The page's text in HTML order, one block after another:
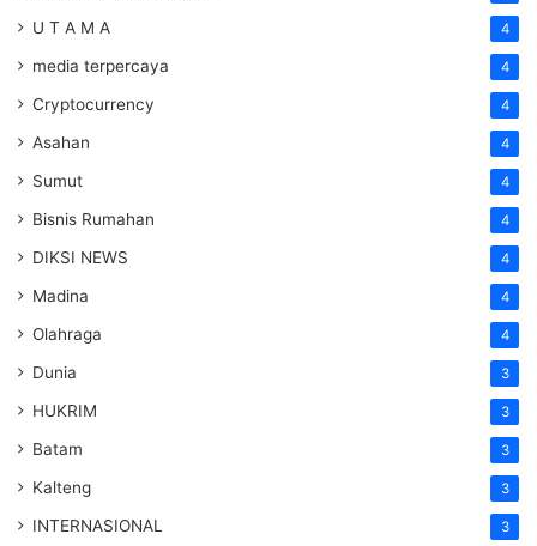
U T A M A 4
media terpercaya 4
Cryptocurrency 4
Asahan 4
Sumut 4
Bisnis Rumahan 4
DIKSI NEWS 4
Madina 4
Olahraga 4
Dunia 3
HUKRIM 3
Batam 3
Kalteng 3
INTERNASIONAL 3